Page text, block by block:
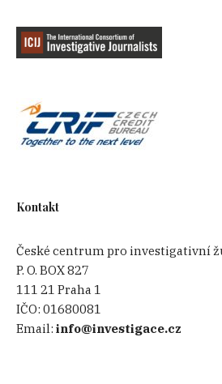
Kontakt
České centrum pro investigativní
P. O. BOX 827
111 21 Praha 1
IČO:01680081
Email:info@investigace.cz